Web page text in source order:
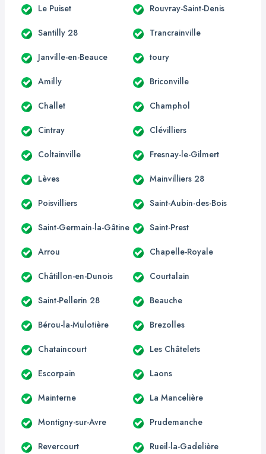
Le Puiset Rouvray-Saint-Denis
Santilly 28 Trancrainville
Janville-en-Beauce toury
Amilly Briconville
Challet Champhol
Cintray Clévilliers
Coltainville Fresnay-le-Gilmert
Lèves Mainvilliers 28
Poisvilliers Saint-Aubin-des-Bois
Saint-Germain-la-Gâtine Saint-Prest
Arrou Chapelle-Royale
Châtillon-en-Dunois Courtalain
Saint-Pellerin 28 Beauche
Bérou-la-Mulotière Brezolles
Chataincourt Les Châtelets
Escorpain Laons
Mainterne La Mancelière
Montigny-sur-Avre Prudemanche
Revercourt Rueil-la-Gadelière